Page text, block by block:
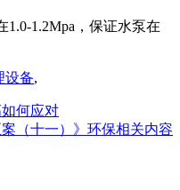
1.2Mpa，保证水泵在
设备,
何应对
（十一）》环保相关内容